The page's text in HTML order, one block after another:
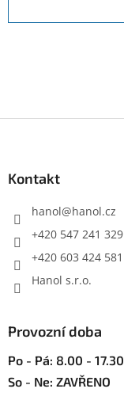
Kontakt
hanol@hanol.cz
+420 547 241 329
+420 603 424 581
Hanol s.r.o.
Provozní doba
Po - Pá: 8.00 - 17.30
So - Ne: ZAVŘENO